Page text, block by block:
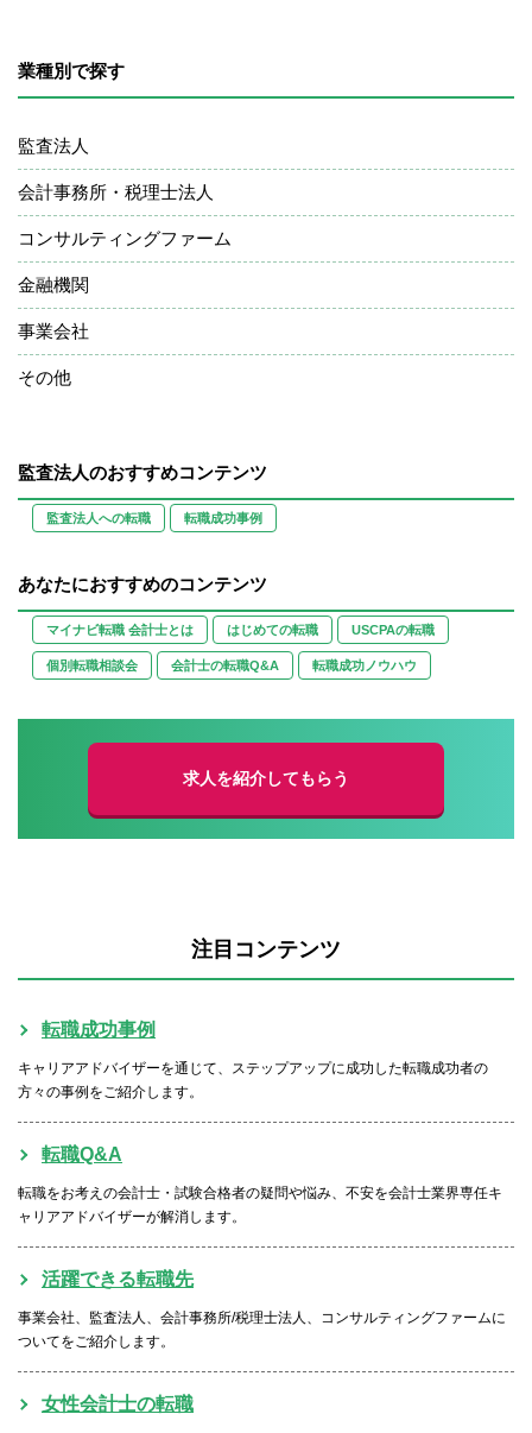
業種別で探す
監査法人
会計事務所・税理士法人
コンサルティングファーム
金融機関
事業会社
その他
監査法人のおすすめコンテンツ
監査法人への転職 転職成功事例
あなたにおすすめのコンテンツ
マイナビ転職 会計士とは はじめての転職 USCPAの転職
個別転職相談会 会計士の転職Q&A 転職成功ノウハウ
求人を紹介してもらう
注目コンテンツ
転職成功事例
キャリアアドバイザーを通じて、ステップアップに成功した転職成功者の
方々の事例をご紹介します。
転職Q&A
転職をお考えの会計士・試験合格者の疑問や悩み、不安を会計士業界専任キ
ャリアアドバイザーが解消します。
活躍できる転職先
事業会社、監査法人、会計事務所/税理士法人、コンサルティングファームに
ついてをご紹介します。
女性会計士の転職